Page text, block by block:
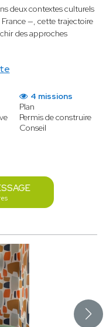
deux contextes culturels
—, cette trajectoire
des approches
4 missions
Plan
Permis de construire
Conseil